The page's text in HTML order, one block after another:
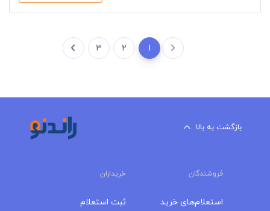
1
2
3
بازگشت به بالا
فروشندگان خریداران
استعلام‌های خرید ثبت استعلام